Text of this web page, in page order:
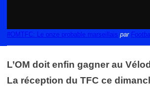
#OMTFC: Le onze probable marseillais par
L’OM doit enfin gagner au
La réception du TFC ce